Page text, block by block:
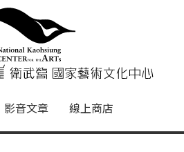
國家藝術文
影音文章 線上商店